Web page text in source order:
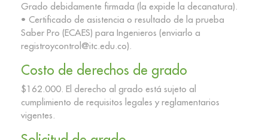
Grado debidamente firmada (la expide la decanatura).
• Certificado de asistencia o resultado de la prueba
Saber Pro (ECAES) para Ingenieros (enviarlo a
registroycontrol@itc.edu.co).
Costo de derechos de grado
$162.000. El derecho al grado está sujeto al
cumplimiento de requisitos legales y reglamentarios
vigentes.